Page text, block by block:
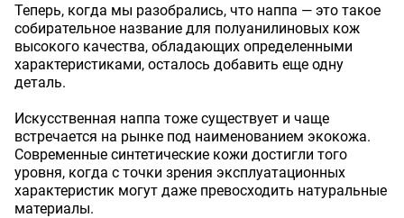
Теперь, когда мы разобрались, что наппа — это такое
собирательное название для полуанилиновых кож
высокого качества, обладающих определенными
характеристиками, осталось добавить еще одну
деталь.
Искусственная наппа тоже существует и чаще
встречается на рынке под наименованием экокожа.
Современные синтетические кожи достигли того
уровня, когда с точки зрения эксплуатационных
характеристик могут даже превосходить натуральные
материалы.